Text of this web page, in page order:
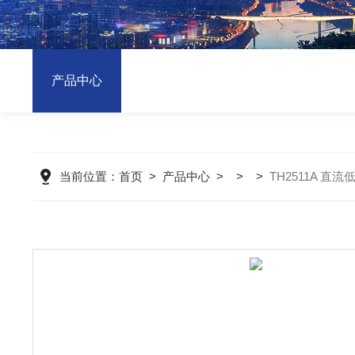
产品中心
当前位置： 首页> 产品中心> > > TH2511A 直流